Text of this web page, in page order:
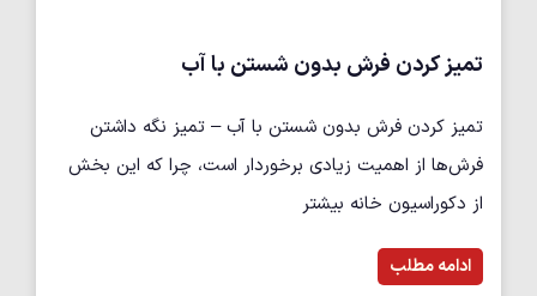
تميز كردن فرش بدون شستن با آب
تميز كردن فرش بدون شستن با آب – تمیز نگه داشتن
فرش‌ها از اهمیت زیادی برخوردار است، چرا که این بخش
از دکوراسیون خانه بیشتر
ادامه مطلب